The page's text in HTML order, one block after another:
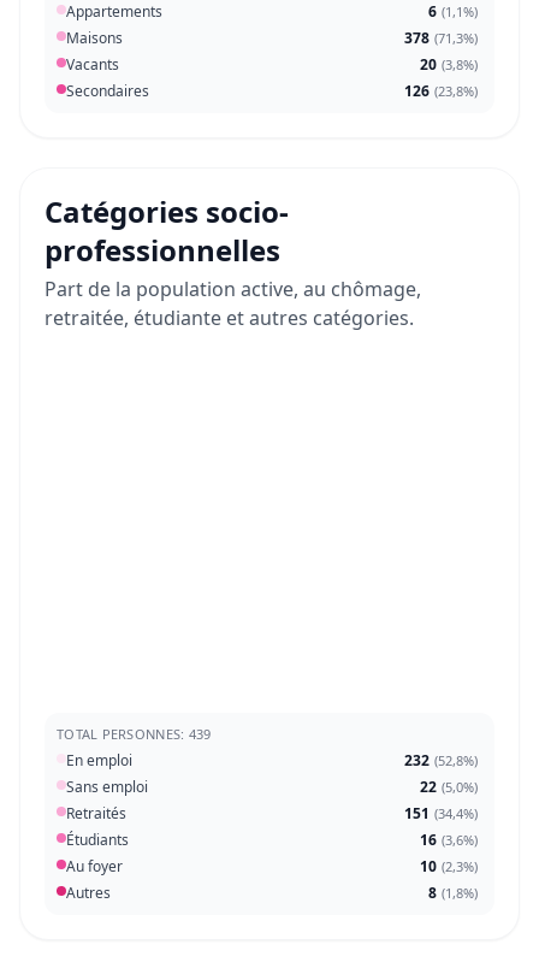
Appartements 6 (1,1%)
Maisons 378 (71,3%)
Vacants 20 (3,8%)
Secondaires 126 (23,8%)
Catégories socio-
professionnelles
Part de la population active, au chômage,
retraitée, étudiante et autres catégories.
TOTAL PERSONNES: 439
En emploi 232 (52,8%)
Sans emploi 22 (5,0%)
Retraités 151 (34,4%)
Étudiants 16 (3,6%)
Au foyer 10 (2,3%)
Autres 8 (1,8%)